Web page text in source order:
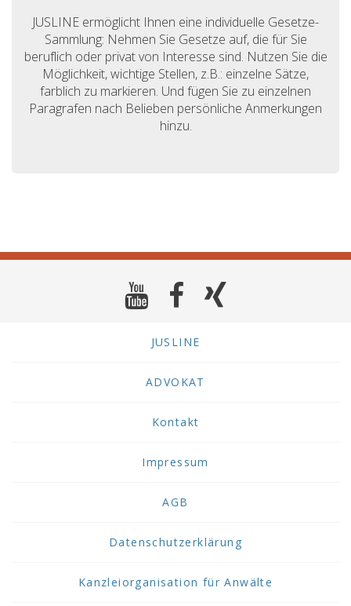
JUSLINE ermöglicht Ihnen eine individuelle Gesetze-
Sammlung: Nehmen Sie Gesetze auf, die für Sie
beruflich oder privat von Interesse sind. Nutzen Sie die
Möglichkeit, wichtige Stellen, z.B.: einzelne Sätze,
farblich zu markieren. Und fügen Sie zu einzelnen
Paragrafen nach Belieben persönliche Anmerkungen
hinzu.
JUSLINE
ADVOKAT
Kontakt
Impressum
AGB
Datenschutzerklärung
Kanzleiorganisation für Anwälte